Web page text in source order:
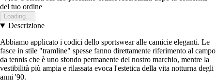
del tuo ordine
Loading...
Descrizione
Abbiamo applicato i codici dello sportswear alle camicie eleganti. Le
fasce in stile "tramline" spesse fanno direttamente riferimento al campo
da tennis che è uno sfondo permanente del nostro marchio, mentre la
vestibilità più ampia e rilassata evoca l'estetica della vita notturna degli
anni '90.